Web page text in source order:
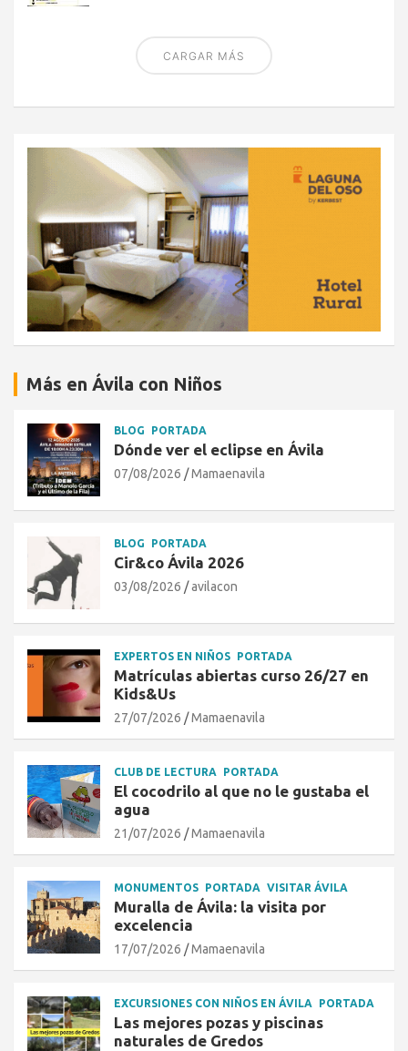
CARGAR MÁS
Más en Ávila con Niños
BLOG PORTADA
Dónde ver el eclipse en Ávila
07/08/2026 Mamaenavila
BLOG PORTADA
Cir&co Ávila 2026
03/08/2026 avilacon
EXPERTOS EN NIÑOS PORTADA
Matrículas abiertas curso 26/27 en
Kids&Us
27/07/2026 Mamaenavila
CLUB DE LECTURA PORTADA
El cocodrilo al que no le gustaba el
agua
21/07/2026 Mamaenavila
MONUMENTOS PORTADA VISITAR ÁVILA
Muralla de Ávila: la visita por
excelencia
17/07/2026 Mamaenavila
EXCURSIONES CON NIÑOS EN ÁVILA PORTADA
Las mejores pozas y piscinas
naturales de Gredos